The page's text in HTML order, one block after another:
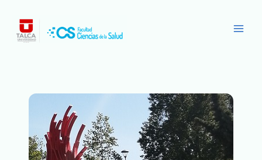
contenido